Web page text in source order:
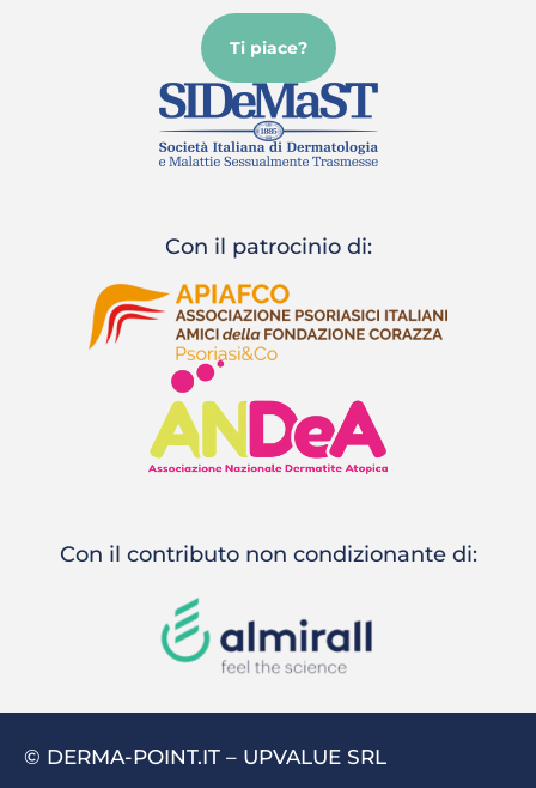
Ti piace?
Con il patrocinio di:
Con il contributo non condizionante di:
© DERMA-POINT.IT – UPVALUE SRL